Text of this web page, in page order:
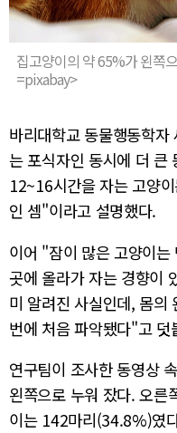
집고양이의 약 65%가 왼쪽
=pixabay>
바리대학교 동물행동학
는 포식자인 동시에 더 큰
12~16시간을 자는 고양
인 셈"이라고 설명했다.
이어 "잠이 많은 고양이
곳에 올라가 자는 경향이
미 알려진 사실인데, 몸의
번에 처음 파악됐다"고 덧
연구팀이 조사한 동영상
왼쪽으로 누워 잤다. 오른
이는 142마리(34.8%)였